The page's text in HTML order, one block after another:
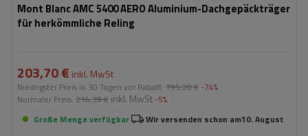
Mont Blanc AMC 5400 AERO Aluminium-Dachgepäckträger
für herkömmliche Reling
203,70 € inkl. MwSt
Niedrigster Preis in 30 Tagen vor Rabatt: 795,20 € -74%
Normaler Preis: 214,39 € inkl. MwSt -5%
Große Menge verfügbar
Wir versenden schon am10. August